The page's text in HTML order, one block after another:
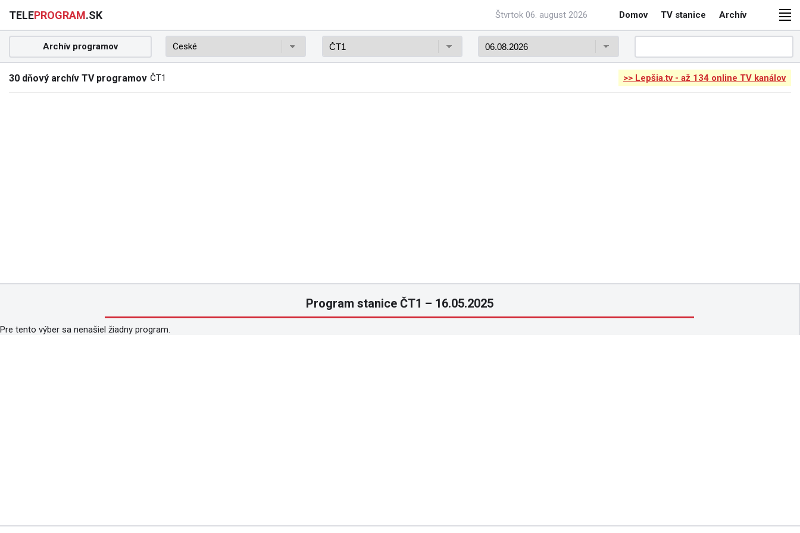
TELEPROGRAM.SK Štvrtok 06. august 2026 Domov TV stanice Archív
Archív programov
30 dňový archív TV programov ČT1 >> Lepšia.tv - až 134 online TV kanálov
Program stanice ČT1 – 16.05.2025
Pre tento výber sa nenašiel žiadny program.